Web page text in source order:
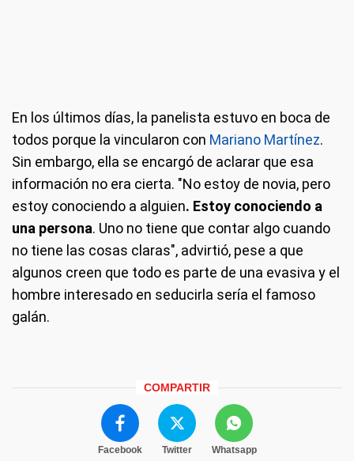
En los últimos días, la panelista estuvo en boca de
todos porque la vincularon con Mariano Martínez.
Sin embargo, ella se encargó de aclarar que esa
información no era cierta. "No estoy de novia, pero
estoy conociendo a alguien. Estoy conociendo a
una persona. Uno no tiene que contar algo cuando
no tiene las cosas claras", advirtió, pese a que
algunos creen que todo es parte de una evasiva y el
hombre interesado en seducirla sería el famoso
galán.
COMPARTIR
Facebook Twitter Whatsapp